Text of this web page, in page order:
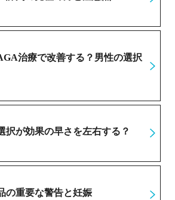
治療で改善する？男性の選択
択が効果の早さを左右する？
の重要な警告と妊娠